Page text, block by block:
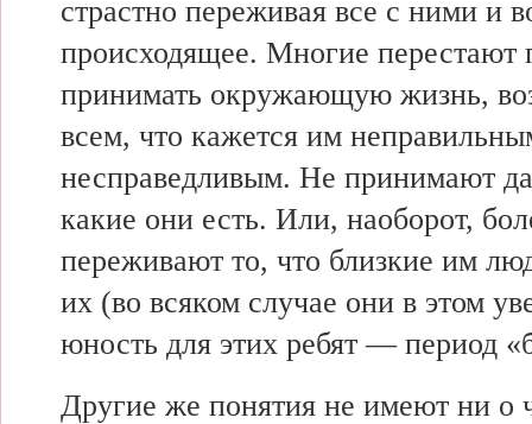
страстно переживая все с ними и
происходящее. Многие перестают
принимать окружающую жизнь,
всем, что кажется им
несправедливым. Не принимают
какие они есть. Или, наоборот,
переживают то, что близкие им
их (во всяком случае они в этом
юность для этих ребят — период
Другие же понятия не имеют ни о